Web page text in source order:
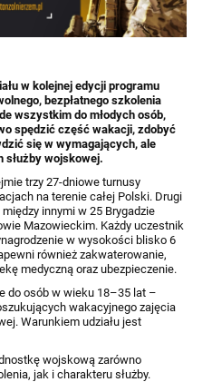
w kolejnej edycji programu
bezpłatnego szkolenia
wszystkim do młodych osób,
spędzić część wakacji, zdobyć
się w wymagających, ale
służby wojskowej.
trzy 27-dniowe turnusy
na terenie całej Polski. Drugi
innymi w 25 Brygadzie
Mazowieckim. Każdy uczestnik
w wysokości blisko 6
również zakwaterowanie,
medyczną oraz ubezpieczenie.
do osób w wieku 18–35 lat –
wakacyjnego zajęcia
Warunkiem udziału jest
wojskową zarówno
jak i charakteru służby.